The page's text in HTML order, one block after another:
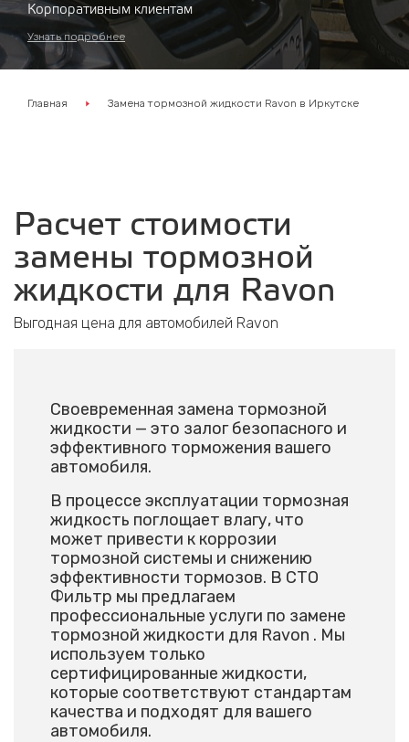
Корпоративным клиентам
Узнать подробнее
Главная Замена тормозной жидкости Ravon в Иркутске
Расчет стоимости
замены тормозной
жидкости для Ravon
Выгодная цена для автомобилей Ravon
Своевременная замена тормозной
жидкости — это залог безопасного и
эффективного торможения вашего
автомобиля.
В процессе эксплуатации тормозная
жидкость поглощает влагу, что
может привести к коррозии
тормозной системы и снижению
эффективности тормозов. В СТО
Фильтр мы предлагаем
профессиональные услуги по замене
тормозной жидкости для Ravon . Мы
используем только
сертифицированные жидкости,
которые соответствуют стандартам
качества и подходят для вашего
автомобиля.